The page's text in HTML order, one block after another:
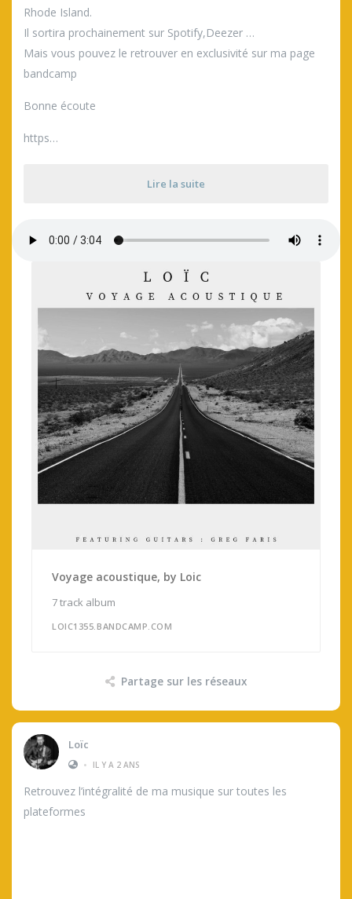
Rhode Island.
Il sortira prochainement sur Spotify,Deezer …
Mais vous pouvez le retrouver en exclusivité sur ma page
bandcamp
Bonne écoute
https…
Lire la suite
Voyage acoustique, by Loic
7 track album
LOIC1355.BANDCAMP.COM
Partage sur les réseaux
Loïc
•
IL Y A 2 ANS
Retrouvez l’intégralité de ma musique sur toutes les
plateformes